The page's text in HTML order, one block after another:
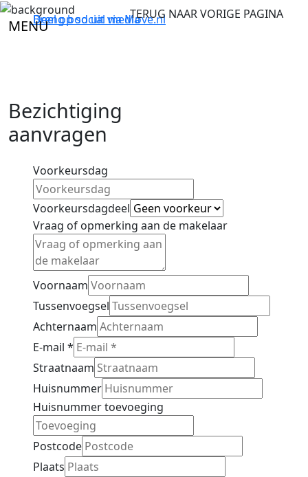
MENU
TERUG NAAR VORIGE PAGINA
Breng bod uit viaMove.nl
Deel op social media
Bezichtiging
aanvragen
Voorkeursdag
Voorkeursdagdeel
Vraag of opmerking aan de makelaar
Voornaam
Tussenvoegsel
Achternaam
E-mail *
Straatnaam
Huisnummer
Huisnummer toevoeging
Postcode
Plaats